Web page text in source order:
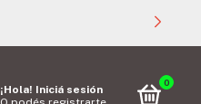
¡Hola! Iniciá sesión
0